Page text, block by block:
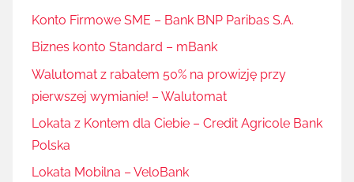
Konto Firmowe SME – Bank BNP Paribas S.A.
Biznes konto Standard – mBank
Walutomat z rabatem 50% na prowizję przy
pierwszej wymianie! – Walutomat
Lokata z Kontem dla Ciebie – Credit Agricole Bank
Polska
Lokata Mobilna – VeloBank